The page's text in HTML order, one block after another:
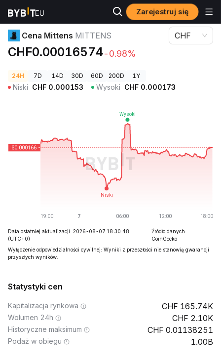
Zarejestruj się
Ceny kryptowalut Cena Mittens MITTENS
Cena Mittens MITTENS
CHF0.00016574-0.98%
CHF
24H 7D 14D 30D 60D 200D 1Y
Niski CHF 0.000153 Wysoki CHF 0.000173
Data ostatniej aktualizacji: 2026-08-07 18:30:48
(UTC+0)
Źródło danych:
CoinGecko
Wyłączenie odpowiedzialności cywilnej: Wyniki z przeszłości nie stanowią gwarancji
przyszłych wyników.
Statystyki cen
Kapitalizacja rynkowa 165.74K
Wolumen 24h 2.10K
Historyczne maksimum 0.01138251
Podaż w obiegu 1.00B